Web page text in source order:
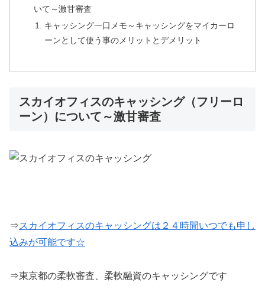
いて～激甘審査
キャッシング一口メモ～キャッシングをマイカーロ
ーンとして使う事のメリットとデメリット
スカイオフィスのキャッシング（フリーロ
ーン）について～激甘審査
⇒スカイオフィスのキャッシングは２４時間いつでも申し
込みが可能です☆
⇒東京都の柔軟審査、柔軟融資のキャッシングです